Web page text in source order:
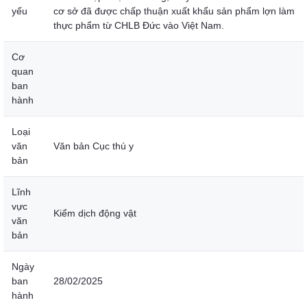
yếu
cơ sở đã được chấp thuận xuất khẩu sản phẩm lợn làm
thực phẩm từ CHLB Đức vào Việt Nam.
Cơ
quan
ban
hành
Loại
văn
bản
Văn bản Cục thú y
Lĩnh
vực
văn
bản
Kiểm dịch động vật
Ngày
ban
hành
28/02/2025